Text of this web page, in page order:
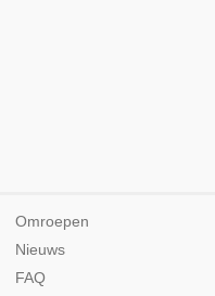
Omroepen
Nieuws
FAQ